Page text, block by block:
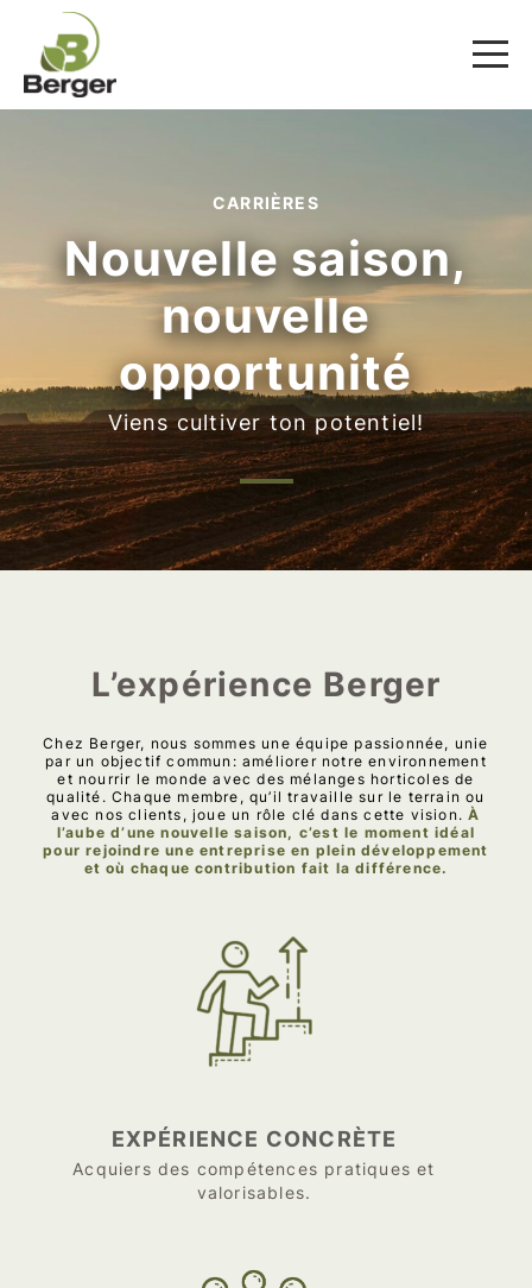
CARRIÈRES
Nouvelle saison,
nouvelle
opportunité
Viens cultiver ton potentiel!
L’expérience Berger
Chez Berger, nous sommes une équipe passionnée, unie
par un objectif commun: améliorer notre environnement
et nourrir le monde avec des mélanges horticoles de
qualité. Chaque membre, qu’il travaille sur le terrain ou
avec nos clients, joue un rôle clé dans cette vision.À
l’aube d’une nouvelle saison, c’est le moment idéal
pour rejoindre une entreprise en plein développement
et où chaque contribution fait la différence.
EXPÉRIENCE CONCRÈTE
Acquiers des compétences pratiques et
valorisables.